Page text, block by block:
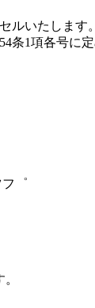
ルいたします。
条1項各号に
゜